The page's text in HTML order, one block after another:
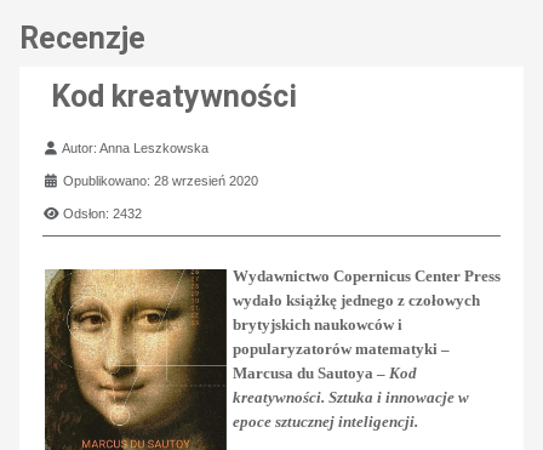
Recenzje
Kod kreatywności
Szczegóły
Autor:Anna Leszkowska
Opublikowano: 28 wrzesień 2020
Odsłon: 2432
Wydawnictwo Copernicus Center Press
wydało książkę jednego z czołowych
brytyjskich naukowców i
popularyzatorów matematyki –
Marcusa du Sautoya – Kod
kreatywności. Sztuka i innowacje w
epoce sztucznej inteligencji.